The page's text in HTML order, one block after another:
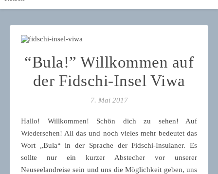
“Bula!” Willkommen auf
der Fidschi-Insel Viwa
7. Mai 2017
Hallo! Willkommen! Schön dich zu sehen! Auf
Wiedersehen! All das und noch vieles mehr bedeutet das
Wort „Bula“ in der Sprache der Fidschi-Insulaner. Es
sollte nur ein kurzer Abstecher vor unserer
Neuseelandreise sein und uns die Möglichkeit geben, uns